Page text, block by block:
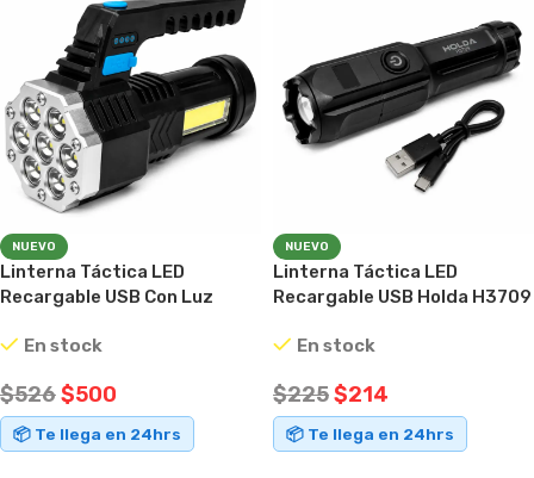
NUEVO
Linterna Táctica LED
Recargable USB Con Luz
En stock
$526$500
📦 Te llega en 24hrs
NUEVO
Linterna Táctica LED
Recargable USB Holda H3709
En stock
$225$214
📦 Te llega en 24hrs